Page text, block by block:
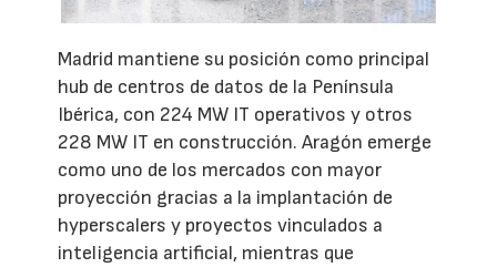
Madrid mantiene su posición como principal
hub de centros de datos de la Península
Ibérica, con 224 MW IT operativos y otros
228 MW IT en construcción. Aragón emerge
como uno de los mercados con mayor
proyección gracias a la implantación de
hyperscalers y proyectos vinculados a
inteligencia artificial, mientras que